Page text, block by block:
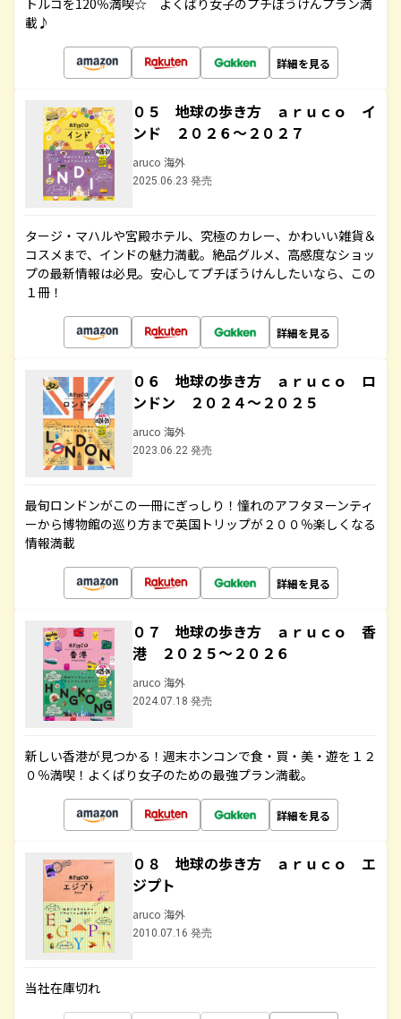
トルコを120％満喫☆ よくばり女子のプチぼうけんプラン満
載♪
詳細を見る
０５ 地球の歩き方 ａｒｕｃｏ イ
ンド ２０２６～２０２７
aruco 海外
2025.06.23 発売
タージ・マハルや宮殿ホテル、究極のカレー、かわいい雑貨＆
コスメまで、インドの魅力満載。絶品グルメ、高感度なショッ
プの最新情報は必見。安心してプチぼうけんしたいなら、この
１冊！
詳細を見る
０６ 地球の歩き方 ａｒｕｃｏ ロ
ンドン ２０２４～２０２５
aruco 海外
2023.06.22 発売
最旬ロンドンがこの一冊にぎっしり！憧れのアフタヌーンティ
ーから博物館の巡り方まで英国トリップが２００％楽しくなる
情報満載
詳細を見る
０７ 地球の歩き方 ａｒｕｃｏ 香
港 ２０２５～２０２６
aruco 海外
2024.07.18 発売
新しい香港が見つかる！週末ホンコンで食・買・美・遊を１２
０％満喫！よくばり女子のための最強プラン満載。
詳細を見る
０８ 地球の歩き方 ａｒｕｃｏ エ
ジプト
aruco 海外
2010.07.16 発売
当社在庫切れ